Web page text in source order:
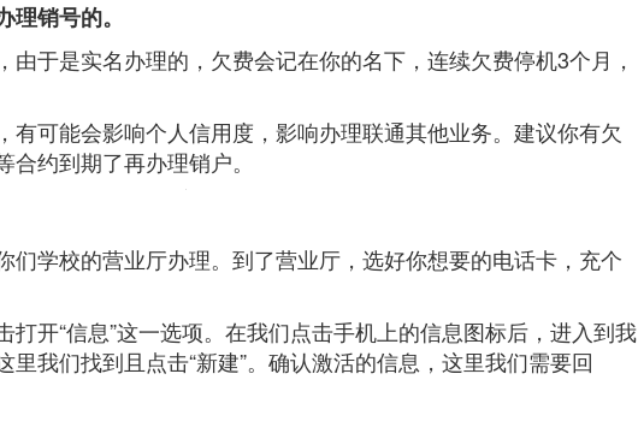
销号的。
由于是实名办理的，欠费会记在你的名下，连续欠费停机3个月，
有可能会影响个人信用度，影响办理联通其他业务。建议你有欠
约到期了再办理销户。
们学校的营业厅办理。到了营业厅，选好你想要的电话卡，充个
打开“信息”这一选项。在我们点击手机上的信息图标后，进入到我
我们找到且点击“新建”。确认激活的信息，这里我们需要回